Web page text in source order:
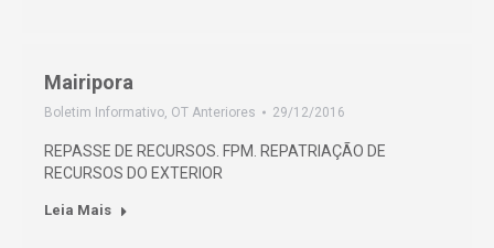
Mairipora
Boletim Informativo, OT Anteriores 29/12/2016
REPASSE DE RECURSOS. FPM. REPATRIAÇÃO DE
RECURSOS DO EXTERIOR
Leia Mais